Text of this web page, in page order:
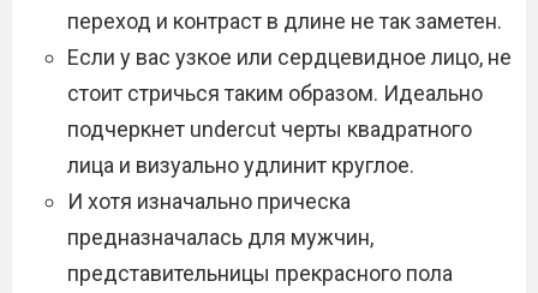
переход и контраст в длине не так заметен.
Если у вас узкое или сердцевидное лицо, не
стоит стричься таким образом. Идеально
подчеркнет undercut черты квадратного
лица и визуально удлинит круглое.
И хотя изначально прическа
предназначалась для мужчин,
представительницы прекрасного пола